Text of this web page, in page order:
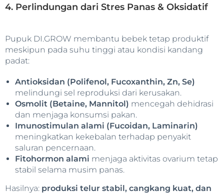
4. Perlindungan dari Stres Panas & Oksidatif
Pupuk DI.GROW membantu bebek tetap produktif
meskipun pada suhu tinggi atau kondisi kandang
padat:
Antioksidan (Polifenol, Fucoxanthin, Zn, Se)
melindungi sel reproduksi dari kerusakan.
Osmolit (Betaine, Mannitol) mencegah dehidrasi
dan menjaga konsumsi pakan.
Imunostimulan alami (Fucoidan, Laminarin)
meningkatkan kekebalan terhadap penyakit
saluran pencernaan.
Fitohormon alami menjaga aktivitas ovarium tetap
stabil selama musim panas.
Hasilnya: produksi telur stabil, cangkang kuat, dan